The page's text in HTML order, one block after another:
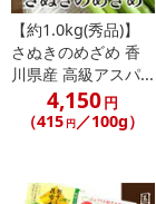
ンクまとめて支払
Payでお支払いの
※予約商品は決済手
了することがござい
さい。
※配送形態がメー
【約1.0kg(秀品)】
さぬきのめざめ 香
川県産 高級アスパ...
4,150円
（415 円 ／100g）